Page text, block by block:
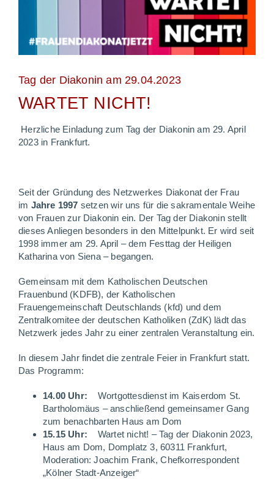
Tag der Diakonin am 29.04.2023
WARTET NICHT!
Herzliche Einladung zum Tag der Diakonin am 29. April
2023 in Frankfurt.
Seit der Gründung des Netzwerkes Diakonat der Frau
im Jahre 1997 setzen wir uns für die sakramentale Weihe
von Frauen zur Diakonin ein. Der Tag der Diakonin stellt
dieses Anliegen besonders in den Mittelpunkt. Er wird seit
1998 immer am 29. April – dem Festtag der Heiligen
Katharina von Siena – begangen.
Gemeinsam mit dem Katholischen Deutschen
Frauenbund (KDFB), der Katholischen
Frauengemeinschaft Deutschlands (kfd) und dem
Zentralkomitee der deutschen Katholiken (ZdK) lädt das
Netzwerk jedes Jahr zu einer zentralen Veranstaltung ein.
In diesem Jahr findet die zentrale Feier in Frankfurt statt.
Das Programm:
14.00 Uhr: Wortgottesdienst im Kaiserdom St.
Bartholomäus – anschließend gemeinsamer Gang
zum benachbarten Haus am Dom
15.15 Uhr: Wartet nicht! – Tag der Diakonin 2023,
Haus am Dom, Domplatz 3, 60311 Frankfurt,
Moderation: Joachim Frank, Chefkorrespondent
„Kölner Stadt-Anzeiger“